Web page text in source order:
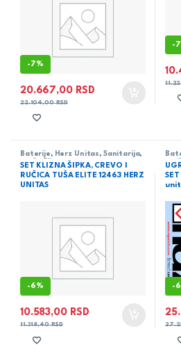
-7%
20.667,00 RSD
22.104,00RSD
-
Baterije , Herz Unitas , Sanitarija,
serija Elite
SET KLIZNA ŠIPKA, CREVO I
RUČICA TUŠA ELITE 12463 HERZ
UNITAS
-6%
10.583,00 RSD
11.318,40RSD
-